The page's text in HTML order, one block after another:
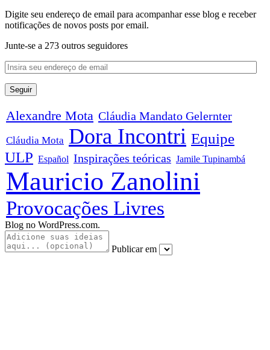
Digite seu endereço de email para acompanhar esse blog e receber
notificações de novos posts por email.
Junte-se a 273 outros seguidores
Alexandre Mota Cláudia Mandato Gelernter
Cláudia Mota Dora Incontri Equipe
ULP Español Inspirações teóricas Jamile Tupinambá
Mauricio Zanolini
Provocações Livres
Blog no WordPress.com.
Publicar em